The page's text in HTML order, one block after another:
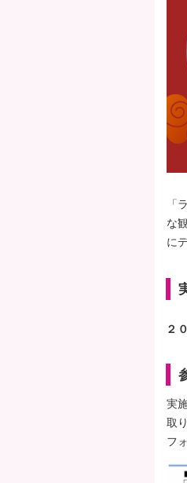
「
な
に
２
実
取
フ